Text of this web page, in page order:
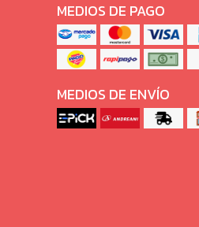
MEDIOS DE PAGO
MEDIOS DE ENVÍO